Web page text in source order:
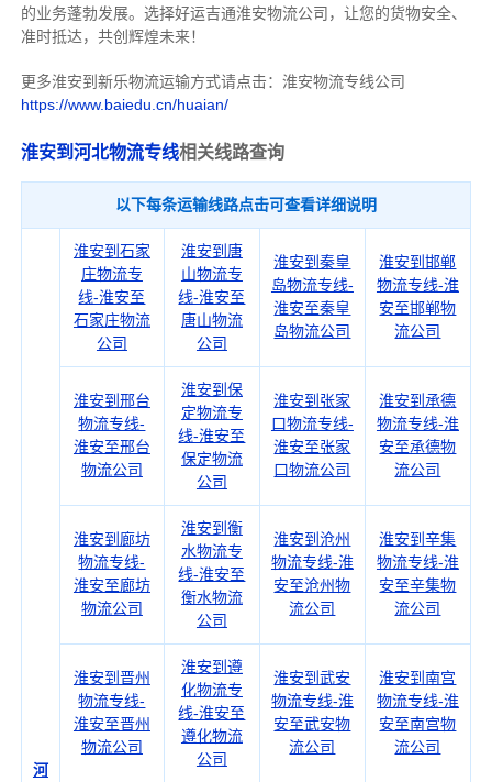
的业务蓬勃发展。选择好运吉通淮安物流公司，让您的货物安全、
准时抵达，共创辉煌未来！
更多淮安到新乐物流运输方式请点击：淮安物流专线公司
https://www.baiedu.cn/huaian/
淮安到河北物流专线相关线路查询
以下每条运输线路点击可查看详细说明
河
淮安到石家
庄物流专
线-淮安至
石家庄物流
公司
淮安到唐
山物流专
线-淮安至
唐山物流
公司
淮安到秦皇
岛物流专线-
淮安至秦皇
岛物流公司
淮安到邯郸
物流专线-淮
安至邯郸物
流公司
淮安到邢台
物流专线-
淮安至邢台
物流公司
淮安到保
定物流专
线-淮安至
保定物流
公司
淮安到张家
口物流专线-
淮安至张家
口物流公司
淮安到承德
物流专线-淮
安至承德物
流公司
淮安到廊坊
物流专线-
淮安至廊坊
物流公司
淮安到衡
水物流专
线-淮安至
衡水物流
公司
淮安到沧州
物流专线-淮
安至沧州物
流公司
淮安到辛集
物流专线-淮
安至辛集物
流公司
淮安到晋州
物流专线-
淮安至晋州
物流公司
淮安到遵
化物流专
线-淮安至
遵化物流
公司
淮安到武安
物流专线-淮
安至武安物
流公司
淮安到南宫
物流专线-淮
安至南宫物
流公司